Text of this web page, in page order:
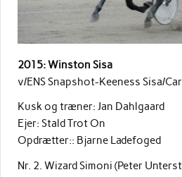
2015: Winston Sisa
v/ENS Snapshot-Keeness Sisa/
Kusk og træner: Jan Dahlgaard
Ejer: Stald Trot On
Opdrætter:: Bjarne Ladefoged
Nr. 2. Wizard Simoni (Peter